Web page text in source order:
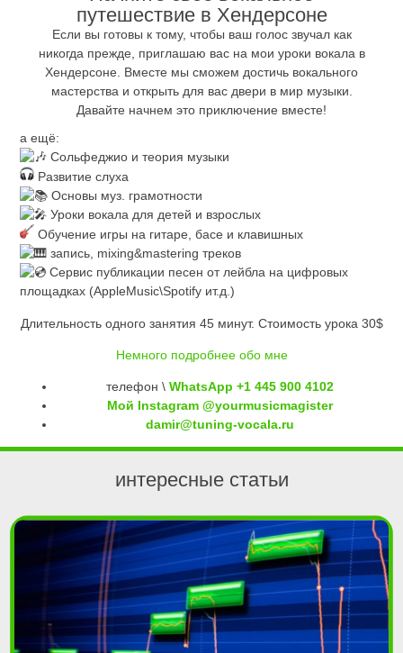
путешествие в Хендерсоне
Если вы готовы к тому, чтобы ваш голос звучал как
никогда прежде, приглашаю вас на мои уроки вокала в
Хендерсоне. Вместе мы сможем достичь вокального
мастерства и открыть для вас двери в мир музыки.
Давайте начнем это приключение вместе!
а ещё:
Сольфеджио и теория музыки
Развитие слуха
Основы муз. грамотности
Уроки вокала для детей и взрослых
Обучение игры на гитаре, басе и клавишных
запись, mixing&mastering треков
Сервис публикации песен от лейбла на цифровых
площадках (AppleMusic\Spotify ит.д.)
Длительность одного занятия 45 минут. Стоимость урока 30$
Немного подробнее обо мне
телефон \ WhatsApp +1 445 900 4102
Мой Instagram @yourmusicmagister
damir@tuning-vocala.ru
интересные статьи